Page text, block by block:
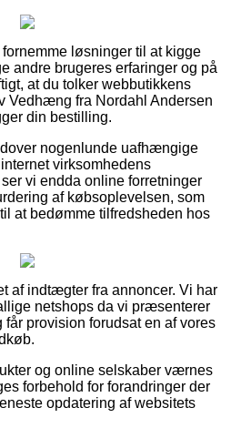
løsninger til at kigge
andre brugeres erfaringer og på
at du tolker webbutikkens
Vedhæng fra Nordahl Andersen
din bestilling.
nogenlunde uafhængige
virksomhedens
vi endda online forretninger
af købsoplevelsen, som
at bedømme tilfredsheden hos
af indtægter fra annoncer. Vi har
netshops da vi præsenterer
får provision forudsat en af vores
og online selskaber værnes
forbehold for forandringer der
opdatering af websitets